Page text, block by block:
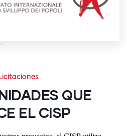
QUE
EL CISP